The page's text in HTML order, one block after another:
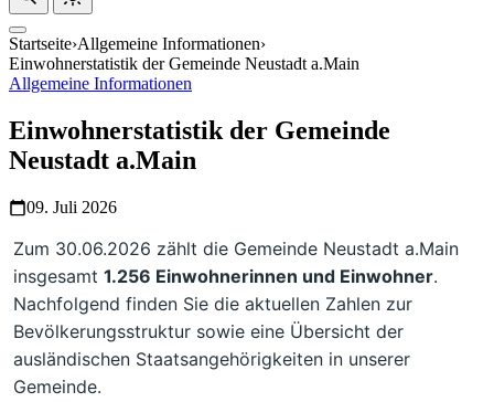
Startseite›Allgemeine Informationen›
Einwohnerstatistik der Gemeinde Neustadt a.Main
Allgemeine Informationen
Einwohnerstatistik der Gemeinde
Neustadt a.Main
09. Juli 2026
Zum 30.06.2026 zählt die Gemeinde Neustadt a.Main
insgesamt 1.256 Einwohnerinnen und Einwohner.
Nachfolgend finden Sie die aktuellen Zahlen zur
Bevölkerungsstruktur sowie eine Übersicht der
ausländischen Staatsangehörigkeiten in unserer
Gemeinde.